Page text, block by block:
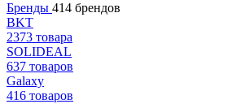
Бренды 414 брендов
BKT
2373 товара
SOLIDEAL
637 товаров
Galaxy
416 товаров